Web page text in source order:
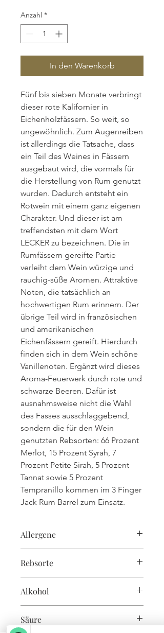
Anzahl *
In den Warenkorb
Fünf bis sieben Monate verbringt
dieser rote Kalifornier in
Eichenholzfässern. So weit, so
ungewöhnlich. Zum Augenreiben
ist allerdings die Tatsache, dass
ein Teil des Weines in Fässern
ausgebaut wird, die vormals für
die Herstellung von Rum genutzt
wurden. Dadurch entsteht ein
Rotwein mit einem ganz eigenen
Charakter. Und dieser ist am
treffendsten mit dem Wort
LECKER zu bezeichnen. Die in
Rumfässern gereifte Partie
verleiht dem Wein würzige und
rauchig-süße Aromen. Attraktive
Noten, die tatsächlich an
hochwertigen Rum erinnern. Der
übrige Teil wird in französischen
und amerikanischen
Eichenfässern gereift. Hierdurch
finden sich in dem Wein schöne
Vanillenoten. Ergänzt wird dieses
Aroma-Feuerwerk durch rote und
schwarze Beeren. Dafür ist
ausnahmsweise nicht die Wahl
des Fasses ausschlaggebend,
sondern die für den Wein
genutzten Rebsorten: 66 Prozent
Merlot, 15 Prozent Syrah, 7
Prozent Petite Sirah, 5 Prozent
Tannat sowie 5 Prozent
Tempranillo kommen im 3 Finger
Jack Rum Barrel zum Einsatz.
Allergene
Rebsorte
Prozent Petite Sirah, 5 Prozent
Tannat, 5 Prozent Tempranillo
Alkohol
Säure